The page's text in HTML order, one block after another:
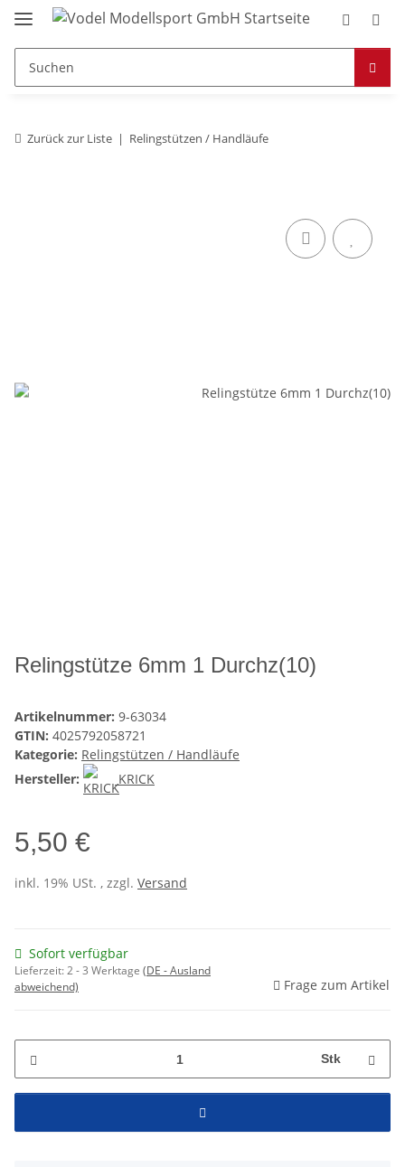
Zurück zur Liste Relingstützen / Handläufe
Relingstütze 6mm 1 Durchz(10)
Artikelnummer: 9-63034
GTIN: 4025792058721
Kategorie: Relingstützen / Handläufe
Hersteller:
KRICK
5,50 €
inkl. 19% USt. , zzgl. Versand
Sofort verfügbar
Lieferzeit:2 - 3 Werktage (DE - Ausland
abweichend)
Frage zum Artikel
Stk